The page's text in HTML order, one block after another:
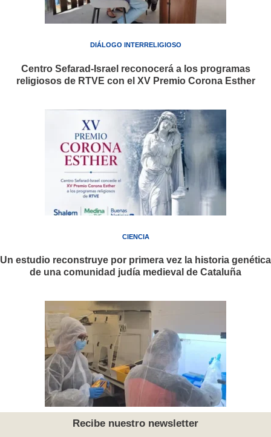
DIÁLOGO INTERRELIGIOSO
Centro Sefarad-Israel reconocerá a los programas
religiosos de RTVE con el XV Premio Corona Esther
CIENCIA
Un estudio reconstruye por primera vez la historia genética
de una comunidad judía medieval de Cataluña
Recibe nuestro newsletter